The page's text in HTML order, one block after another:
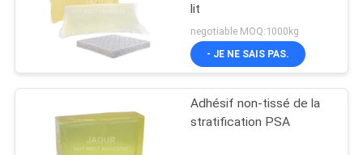
lit
negotiable MOQ:1000kg
- JE NE SAIS PAS.
Adhésif non-tissé de la
stratification PSA